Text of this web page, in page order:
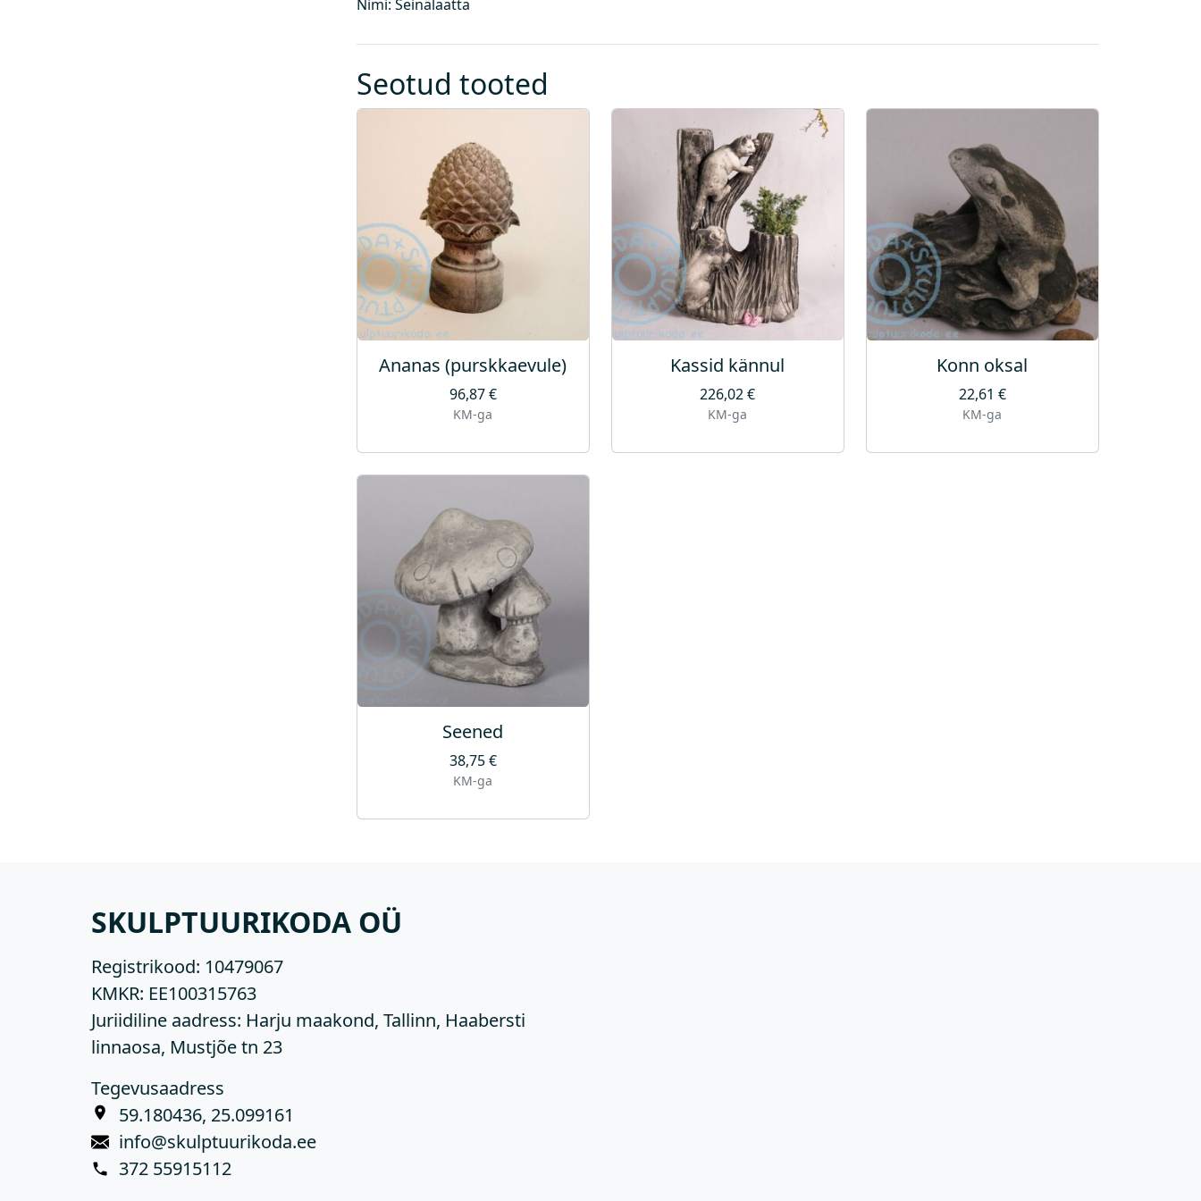
Nimi: Seinälaatta
Seotud tooted
Ananas (purskkaevule)
96,87€
KM-ga
Kassid kännul
226,02€
KM-ga
Konn oksal
22,61 €
KM-ga
Seened
38,75€
KM-ga
SKULPTUURIKODA OÜ
Registrikood: 10479067
KMKR: EE100315763
Juriidiline aadress: Harju maakond, Tallinn, Haabersti
linnaosa, Mustjõe tn 23
Tegevusaadress
59.180436, 25.099161
info@skulptuurikoda.ee
372 55915112